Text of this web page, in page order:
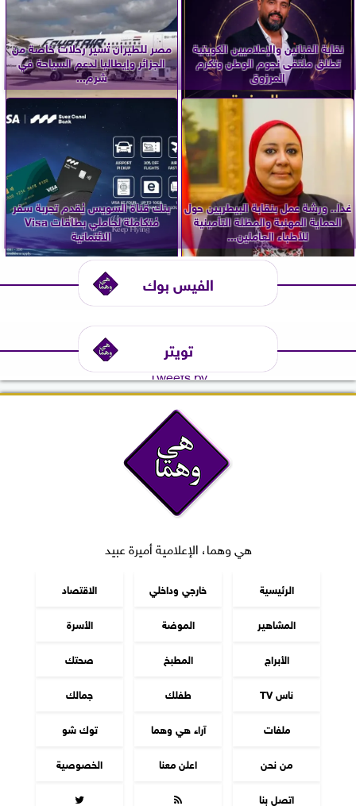
نقابة الفنانين والإعلاميين الكويتية
تطلق ملتقى نجوم الوطن وتكرم
المرزوق
مصر للطيران تُسير رحلات خاصة من
الجزائر وإيطاليا لدعم السياحة في
شرم...
غدا.. ورشة عمل بنقابة البيطريين حول
الحماية المهنية والمظلة التأمينية
للأطباء العاملين...
بنك قناة السويس يُقدم تجربة سفر
مُتكاملة لحاملي بطاقات Visa
الائتمانية
الفيس بوك
تويتر
Tweets by
هي وهما، الإعلامية أميرة عبيد
الرئيسية خارجي وداخلي
الاقتصاد
المشاهير
الموضة
الأسرة
الأبراج
المطبخ
صحتك
ناس TV
طفلك
جمالك
ملفات
آراء هي وهما
توك شو
من نحن
اعلن معنا
الخصوصية
اتصل بنا

